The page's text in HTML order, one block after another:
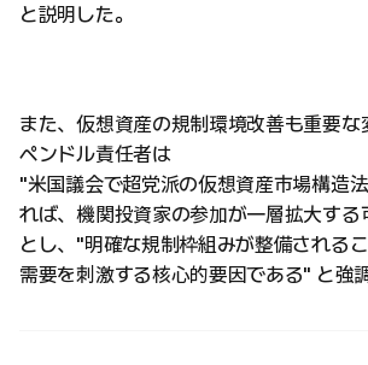
と説明した。
また、仮想資産の規制環境改善も重要な
ペンドル責任者は
"米国議会で超党派の仮想資産市場構造
れば、機関投資家の参加が一層拡大する
とし、"明確な規制枠組みが整備される
需要を刺激する核心的要因である" と強